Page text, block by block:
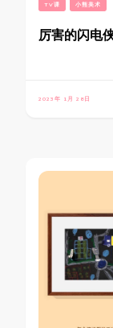
TV课 小熊美术
厉害的闪电
2023年 1月 28日